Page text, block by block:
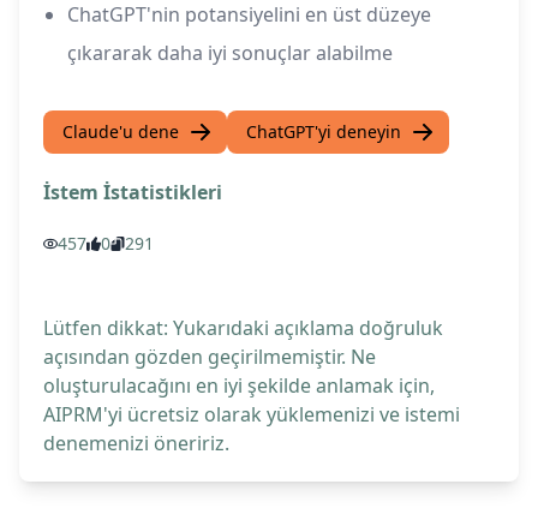
ChatGPT'nin potansiyelini en üst düzeye
çıkararak daha iyi sonuçlar alabilme
Claude'u dene ChatGPT'yi deneyin
İstem İstatistikleri
457 0 291
Lütfen dikkat: Yukarıdaki açıklama doğruluk
açısından gözden geçirilmemiştir. Ne
oluşturulacağını en iyi şekilde anlamak için,
AIPRM'yi ücretsiz olarak yüklemenizi ve istemi
denemenizi öneririz.